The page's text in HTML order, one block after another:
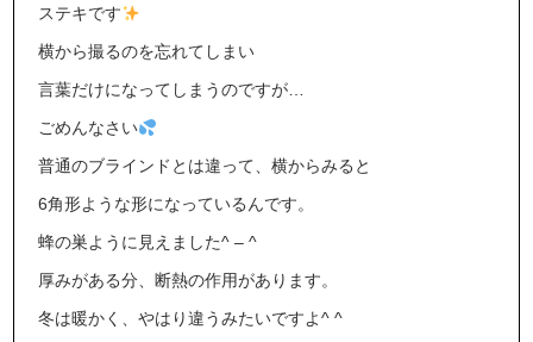
ステキです
横から撮るのを忘れてしまい
言葉だけになってしまうのですが…
ごめんなさい
普通のブラインドとは違って、横からみると
6角形ような形になっているんです。
蜂の巣ように見えました^ – ^
厚みがある分、断熱の作用があります。
冬は暖かく、やはり違うみたいですよ^ ^